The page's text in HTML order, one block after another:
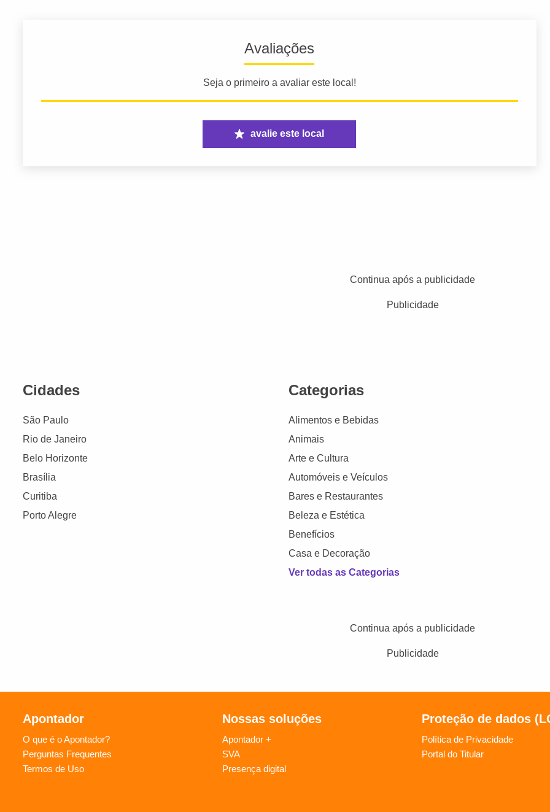
Avaliações
Seja o primeiro a avaliar este local!
avalie este local
Continua após a publicidade
Publicidade
Cidades
São Paulo
Rio de Janeiro
Belo Horizonte
Brasília
Curitiba
Porto Alegre
Categorias
Alimentos e Bebidas
Animais
Arte e Cultura
Automóveis e Veículos
Bares e Restaurantes
Beleza e Estética
Benefícios
Casa e Decoração
Ver todas as Categorias
Continua após a publicidade
Publicidade
Apontador
O que é o Apontador?
Perguntas Frequentes
Termos de Uso
Nossas soluções
Apontador +
SVA
Presença digital
Proteção de dados
Política de Privacidade
Portal do Titular